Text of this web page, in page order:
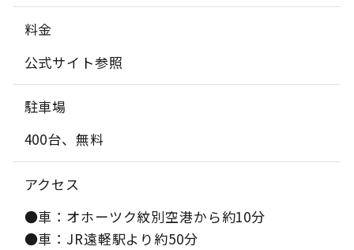
料金
公式サイト参照
駐車場
400台、無料
アクセス
●車：オホーツク紋別空港から約10分
●車：JR遠軽駅より約50分